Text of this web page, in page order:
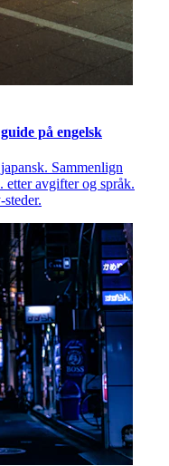
på engelsk
Sammenlign
avgifter og språk.